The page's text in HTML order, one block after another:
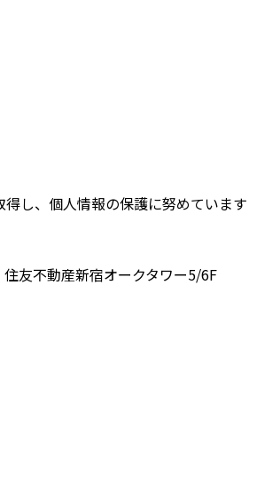
し、個人情報の保護に努めています
友不動産新宿オークタワー5/6F